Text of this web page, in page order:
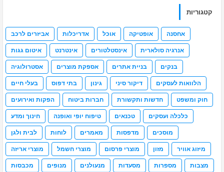
קטגוריות
אביזרים לרכב אדריכלות אוכל אופטיקה
אחסנה
איטום גגות
אינטרנט אינסטלטורים
אנרגיה סולארית
אסטרולוגיה
אספקת מוצרים בניית אתרים
בנקים
בעלי חיים
בתי דפוס גינון דיקור סיני
הלוואות לעסקים
הפקות ואירועים
חברות ביטוח חדשות ותקשורת
חוק ומשפט
חינוך ומדע
טיפוח יופי ואופנה טכנאים
כלכלה ועסקים
לבית ולגן
לוחות מאמרים מדפסות
מוסכים
מוצרי אריזה
מוצרי חשמל מוצרי פרסום מזון
מיזוג אוויר
מכבסות
מנופים מנעולנים מסעדות מספרות
מצבות